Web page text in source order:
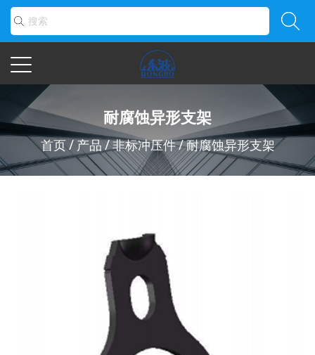
耐腐蚀异形支架
首页/ 产品 /非标冲压件/耐腐蚀异形支架